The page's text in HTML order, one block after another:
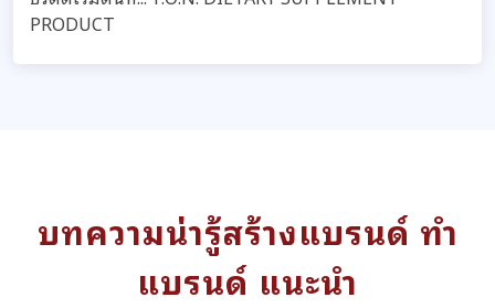
PRODUCT
บทความน่ารู้สร้างแบรนด์ ทำ
แบรนด์ แนะนำ